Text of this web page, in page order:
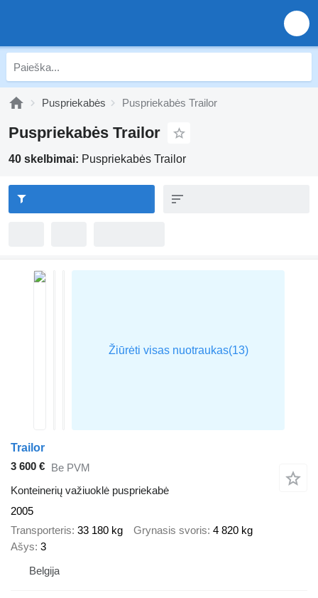
Puspriekabės Puspriekabės Trailor
Puspriekabės Trailor
40 skelbimai: Puspriekabės Trailor
Trailor
3 600 € Be PVM
Konteinerių važiuoklė puspriekabė
2005
Transporteris 33 180 kg Grynasis svoris 4 820 kg
Ašys 3
Belgija